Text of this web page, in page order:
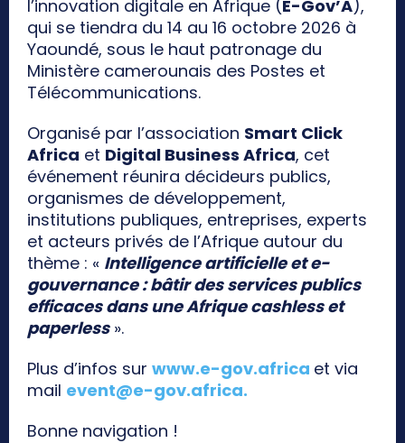
l’innovation digitale en Afrique (E-Gov’A),
qui se tiendra du 14 au 16 octobre 2026 à
Yaoundé, sous le haut patronage du
Ministère camerounais des Postes et
Télécommunications.
Organisé par l’association Smart Click
Africa et Digital Business Africa, cet
événement réunira décideurs publics,
organismes de développement,
institutions publiques, entreprises, experts
et acteurs privés de l’Afrique autour du
thème : « Intelligence artificielle et e-
gouvernance : bâtir des services publics
efficaces dans une Afrique cashless et
paperless».
Plus d’infos sur www.e-gov.africa et via
mail event@e-gov.africa.
Bonne navigation !